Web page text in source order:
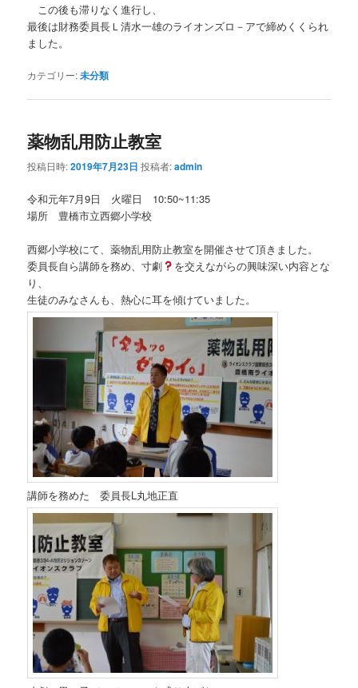
この後も滞りなく進行し、
最後は財務委員長Ｌ清水一雄のライオンズロ－アで締めくくられ
ました。
カテゴリー:未分類
薬物乱用防止教室
投稿日時:2019年7月23日 投稿者:admin
令和元年7月9日 火曜日 10:50~11:35
場所 豊橋市立西郷小学校
西郷小学校にて、薬物乱用防止教室を開催させて頂きました。
委員長自ら講師を務め、寸劇
を交えながらの興味深い内容とな
り、
生徒のみなさんも、熱心に耳を傾けていました。
講師を務めた 委員長L丸地正直